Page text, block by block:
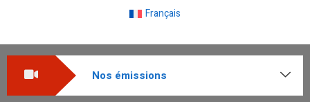
Français
Nos émissions